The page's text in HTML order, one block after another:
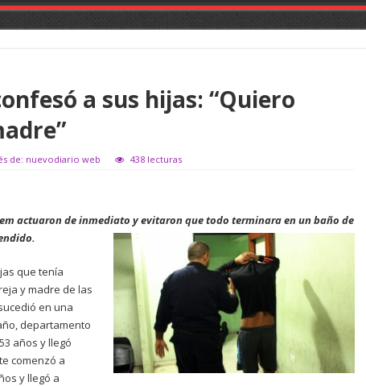
a sus hijas: “Quiero
de: nuevodiario web 438 lecturas
actuaron de inmediato y evitaron que todo terminara en un baño de
que tenía
y madre de las
en una
departamento
años y llegó
comenzó a
y llegó a